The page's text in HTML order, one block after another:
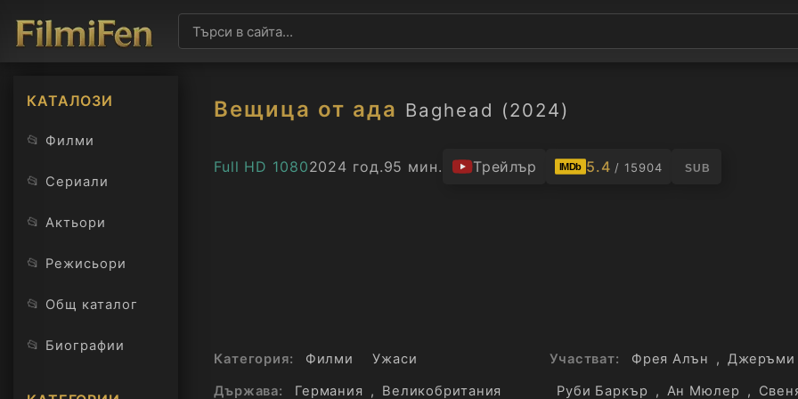
КАТАЛОЗИ
📂 Филми
📂 Сериали
📂 Актьори
📂 Режисьори
📂 Общ каталог
📂 Биографии
Вещица от ада Baghead (2024)
Full HD 10802024 год.95 мин. Трейлър IMDb 5.4 / 15904 SUB
Категория: Филми
Ужаси
Държава:
Германия ,
Великобритания
Участват: Фрея Алън , Джеръми
Руби Баркър
, Ан Мюлер ,